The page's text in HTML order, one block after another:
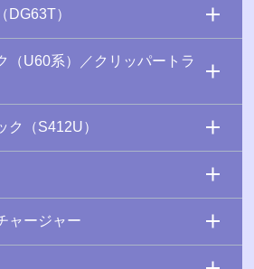
DG63T）
（U60系）／クリッパートラ
ク（S412U）
ャージャー